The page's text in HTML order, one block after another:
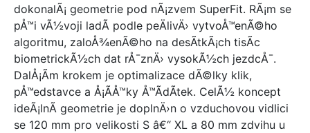
Basso
HaiBike
Orbea
Wethepeople
Brompton
Liberty
Stuf
Frog
dokonalÃ¡ geometrie pod nÃ¡zvem SuperFit. RÃ¡m se
pÅ™i vÃ½voji ladÃ­ podle peÄlivÄ› vytvoÅ™enÃ©ho
algoritmu, zaloÅ¾enÃ©ho na desÃ­tkÃ¡ch tisÃ­c
biometrickÃ½ch dat rÅ¯znÄ› vysokÃ½ch jezdcÅ¯.
DalÅ¡Ã­m krokem je optimalizace dÃ©lky klik,
pÅ™edstavce a Å¡Ã­Å™ky Å™Ã­dÃ­tek. CelÃ½ koncept
ideÃ¡lnÃ­ geometrie je doplnÄ›n o vzduchovou vidlici
se 120 mm pro velikosti S â€“ XL a 80 mm zdvihu u